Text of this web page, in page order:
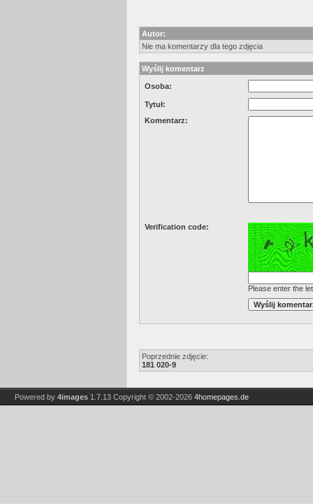
Autor:
Nie ma komentarzy dla tego zdjęcia
Wyślij komentarz
Osoba:
Tytuł:
Komentarz:
Verification code:
Please enter the
Poprzednie zdjęcie:
181 020-9
Powered by 4images 1.7.13 Copyright © 2002-2026 4homepages.de